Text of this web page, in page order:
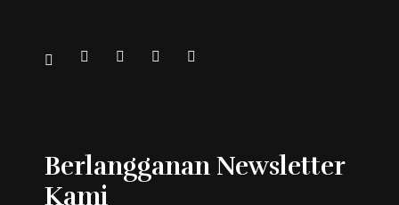
Berlangganan Newsletter
Kami